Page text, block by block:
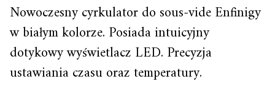
Nowoczesny cyrkulator do sous-vide Enfinigy
w białym kolorze. Posiada intuicyjny
dotykowy wyświetlacz LED. Precyzja
ustawiania czasu oraz temperatury.